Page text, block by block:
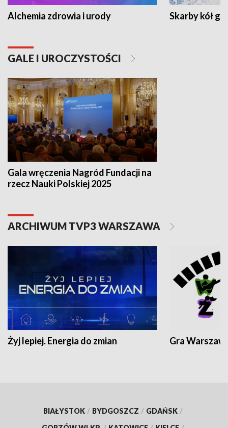
Alchemia zdrowia i urody Skarby kół
GALE I UROCZYSTOŚCI
Gala wręczenia Nagród Fundacji na
rzecz Nauki Polskiej 2025
ARCHIWUM TVP3 WARSZAWA
Żyj lepiej. Energia do zmian Gra
BIAŁYSTOK / BYDGOSZCZ / GDAŃSK /